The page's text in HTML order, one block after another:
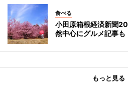
食べる
小田原箱根経済新聞
然中心にグルメ記事も
もっと見る